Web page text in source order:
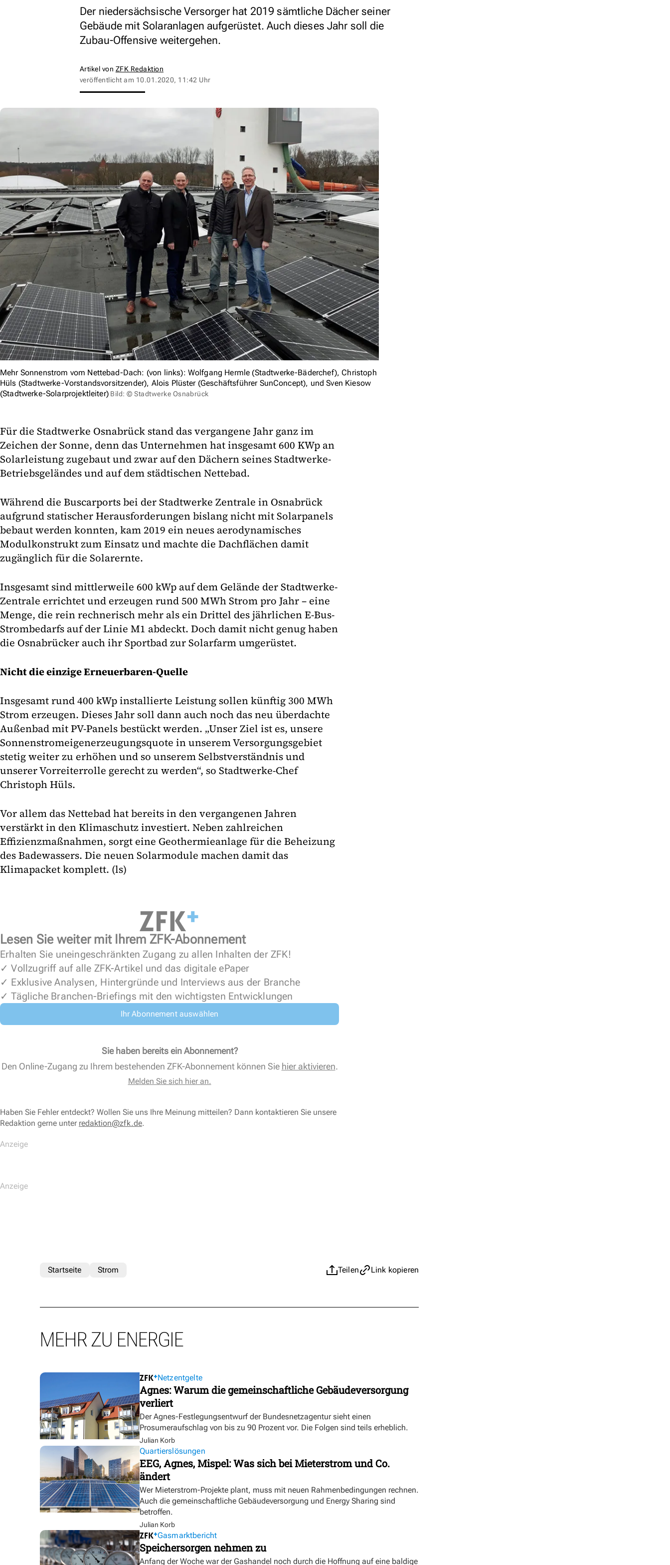
Der niedersächsische Versorger hat 2019 sämtliche Dächer seiner
Gebäude mit Solaranlagen aufgerüstet. Auch dieses Jahr soll die
Zubau-Offensive weitergehen.
Artikel von ZFK Redaktion
veröffentlicht am 10.01.2020, 11:42 Uhr
Mehr Sonnenstrom vom Nettebad-Dach: (von links): Wolfgang Hermle (Stadtwerke-Bäderchef), Christoph
Hüls (Stadtwerke-Vorstandsvorsitzender), Alois Plüster (Geschäftsführer SunConcept), und Sven Kiesow
(Stadtwerke-Solarprojektleiter) Bild: © Stadtwerke Osnabrück
Für die Stadtwerke Osnabrück stand das vergangene Jahr ganz im
Zeichen der Sonne, denn das Unternehmen hat insgesamt 600 KWp an
Solarleistung zugebaut und zwar auf den Dächern seines Stadtwerke-
Betriebsgeländes und auf dem städtischen Nettebad.
Während die Buscarports bei der Stadtwerke Zentrale in Osnabrück
aufgrund statischer Herausforderungen bislang nicht mit Solarpanels
bebaut werden konnten, kam 2019 ein neues aerodynamisches
Modulkonstrukt zum Einsatz und machte die Dachflächen damit
zugänglich für die Solarernte.
Insgesamt sind mittlerweile 600 kWp auf dem Gelände der Stadtwerke-
Zentrale errichtet und erzeugen rund 500 MWh Strom pro Jahr – eine
Menge, die rein rechnerisch mehr als ein Drittel des jährlichen E-Bus-
Strombedarfs auf der Linie M1 abdeckt. Doch damit nicht genug haben
die Osnabrücker auch ihr Sportbad zur Solarfarm umgerüstet.
Nicht die einzige Erneuerbaren-Quelle
Insgesamt rund 400 kWp installierte Leistung sollen künftig 300 MWh
Strom erzeugen. Dieses Jahr soll dann auch noch das neu überdachte
Außenbad mit PV-Panels bestückt werden. „Unser Ziel ist es, unsere
Sonnenstromeigenerzeugungsquote in unserem Versorgungsgebiet
stetig weiter zu erhöhen und so unserem Selbstverständnis und
unserer Vorreiterrolle gerecht zu werden“, so Stadtwerke-Chef
Christoph Hüls.
Vor allem das Nettebad hat bereits in den vergangenen Jahren
verstärkt in den Klimaschutz investiert. Neben zahlreichen
Effizienzmaßnahmen, sorgt eine Geothermieanlage für die Beheizung
des Badewassers. Die neuen Solarmodule machen damit das
Klimapacket komplett. (ls)
Lesen Sie weiter mit Ihrem ZFK-Abonnement
Erhalten Sie uneingeschränkten Zugang zu allen Inhalten der ZFK!
✓ Vollzugriff auf alle ZFK-Artikel und das digitale ePaper
✓ Exklusive Analysen, Hintergründe und Interviews aus der Branche
✓ Tägliche Branchen-Briefings mit den wichtigsten Entwicklungen
Ihr Abonnement auswählen
Sie haben bereits ein Abonnement?
Den Online-Zugang zu Ihrem bestehenden ZFK-Abonnement können Sie hier aktivieren.
Melden Sie sich hier an.
Haben Sie Fehler entdeckt? Wollen Sie uns Ihre Meinung mitteilen? Dann kontaktieren Sie unsere
Redaktion gerne unter redaktion@zfk.de.
Teilen Link kopieren
Startseite Strom
MEHR ZU ENERGIE
Netzentgelte
Agnes: Warum die gemeinschaftliche Gebäudeversorgung
verliert
Der Agnes-Festlegungsentwurf der Bundesnetzagentur sieht einen
Prosumeraufschlag von bis zu 90 Prozent vor. Die Folgen sind teils erheblich.
Julian Korb
Quartierslösungen
EEG, Agnes, Mispel: Was sich bei Mieterstrom und Co.
ändert
Wer Mieterstrom-Projekte plant, muss mit neuen Rahmenbedingungen rechnen.
Auch die gemeinschaftliche Gebäudeversorgung und Energy Sharing sind
betroffen.
Julian Korb
Gasmarktbericht
Speichersorgen nehmen zu
Anfang der Woche war der Gashandel noch durch die Hoffnung auf eine baldige